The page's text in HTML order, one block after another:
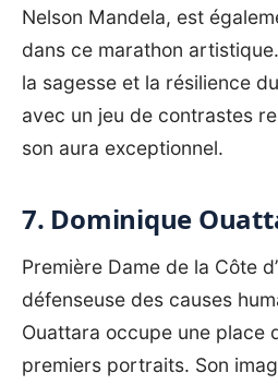
Nelson Mandela, est
dans ce marathon
la sagesse et la résilience
avec un jeu de contrastes
son aura exceptionnel.
7. Dominique
Première Dame de la Côte
défenseuse des causes
Ouattara occupe une place
premiers portraits. Son